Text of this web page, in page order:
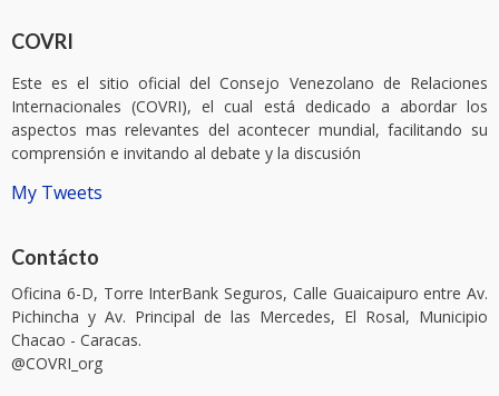
COVRI
Este es el sitio oficial del Consejo Venezolano de Relaciones
Internacionales (COVRI), el cual está dedicado a abordar los
aspectos mas relevantes del acontecer mundial, facilitando su
comprensión e invitando al debate y la discusión
My Tweets
Contácto
Oficina 6-D, Torre InterBank Seguros, Calle Guaicaipuro entre Av.
Pichincha y Av. Principal de las Mercedes, El Rosal, Municipio
Chacao - Caracas.
@COVRI_org